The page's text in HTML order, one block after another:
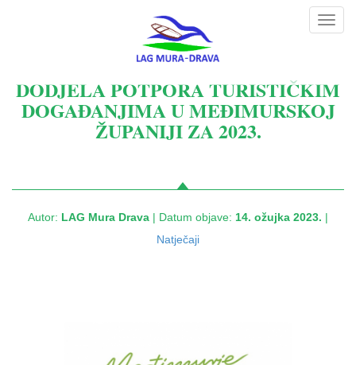
DODJELA POTPORA TURISTIČKIM
DOGAĐANJIMA U MEĐIMURSKOJ
ŽUPANIJI ZA 2023.
Autor: LAG Mura Drava | Datum objave: 14. ožujka 2023. |
Natječaji